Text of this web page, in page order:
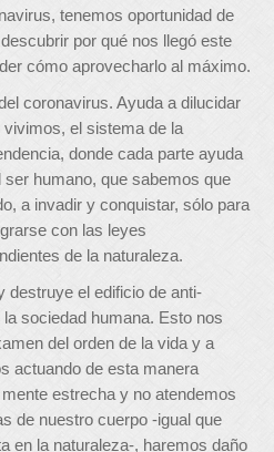
tenemos oportunidad de
por qué nos llegó este
cómo aprovecharlo al máximo.
coronavirus. Ayuda a dilucidar
el sistema de la
donde cada parte ayuda
humano, que sabemos que
a invadir y conquistar, sólo para
con las leyes
de la naturaleza.
destruye el edificio de anti-
sociedad humana. Esto nos
del orden de la vida y a
actuando de esta manera
estrecha y no atendemos
de nuestro cuerpo -igual que
en la naturaleza-, haremos daño